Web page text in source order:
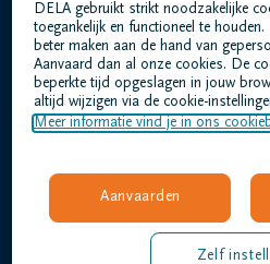
Veelgestelde
DELA gebruikt strikt noodzakelijke
toegankelijk en functioneel te
beter maken aan de hand van
Aanvaard dan al onze cookies. De
beperkte tijd opgeslagen in jouw
altijd wijzigen via de cookie-
Meer informatie vind je in ons
Aanvaarden
Zelf